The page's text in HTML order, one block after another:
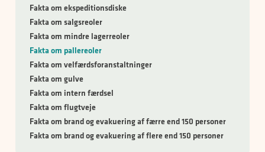
Fakta om ekspeditionsdiske
Fakta om salgsreoler
Fakta om mindre lagerreoler
Fakta om pallereoler
Fakta om velfærdsforanstaltninger
Fakta om gulve
Fakta om intern færdsel
Fakta om flugtveje
Fakta om brand og evakuering af færre end 150 personer
Fakta om brand og evakuering af flere end 150 personer